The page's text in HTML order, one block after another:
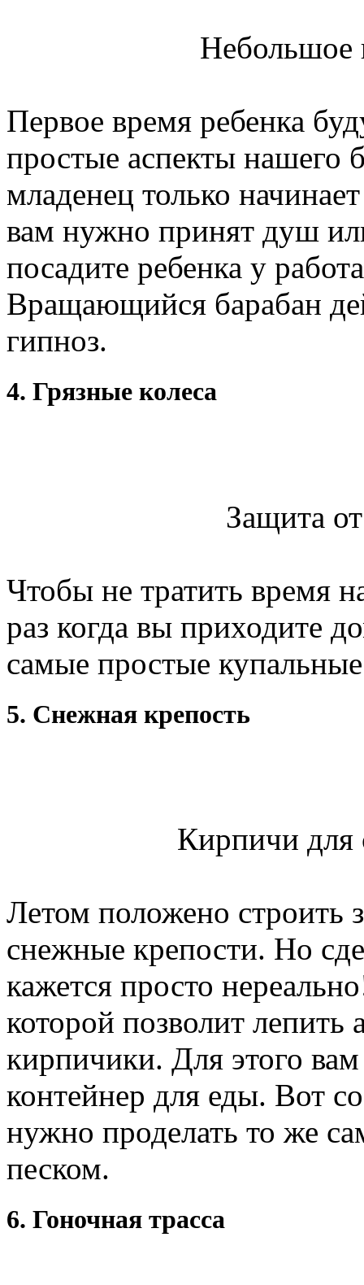
Первое время ребенка
простые аспекты нашего
младенец только
вам нужно принят душ
посадите ребенка у
Вращающийся барабан
гипноз.
4. Грязные колеса
Защита
Чтобы не тратить время
раз когда вы приходите
самые простые
5. Снежная крепость
Кирпичи для
Летом положено строить
снежные крепости. Но
кажется просто
которой позволит
кирпичики. Для этого
контейнер для еды. Вот
нужно проделать то же
песком.
6. Гоночная трасса